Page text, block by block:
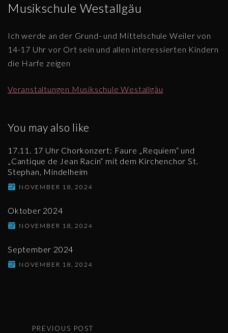
Musikschule Westallgäu
Ich werde an der Grund- und Mittelschule Weiler von
14-17 Uhr vor Ort sein und allen interessierten Kindern
die Harfe zeigen
Veranstaltungen Musikschule Westallgäu
You may also like
17.11. 17 Uhr Chorkonzert: Faure „Requiem“ und
„Cantique de Jean Racin“ mit dem Kirchenchor St.
Stephan, Mindelheim
NOVEMBER 18, 2024
Oktober 2024
NOVEMBER 18, 2024
September 2024
NOVEMBER 18, 2024
PREVIOUS POST